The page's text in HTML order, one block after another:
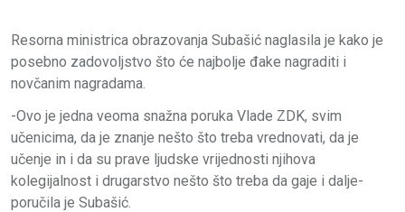
Resorna ministrica obrazovanja Subašić naglasila je kako je
posebno zadovoljstvo što će najbolje đake nagraditi i
novčanim nagradama.
-Ovo je jedna veoma snažna poruka Vlade ZDK, svim
učenicima, da je znanje nešto što treba vrednovati, da je
učenje in i da su prave ljudske vrijednosti njihova
kolegijalnost i drugarstvo nešto što treba da gaje i dalje-
poručila je Subašić.